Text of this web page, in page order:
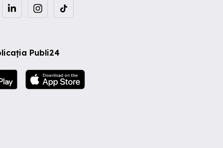
Publi24